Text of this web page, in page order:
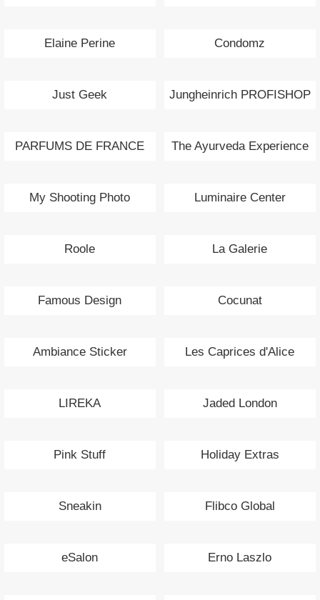
Elaine Perine Condomz
Just Geek Jungheinrich PROFISHOP
PARFUMS DE FRANCE The Ayurveda Experience
My Shooting Photo Luminaire Center
Roole La Galerie
Famous Design Cocunat
Ambiance Sticker Les Caprices d'Alice
LIREKA Jaded London
Pink Stuff Holiday Extras
Sneakin Flibco Global
eSalon Erno Laszlo